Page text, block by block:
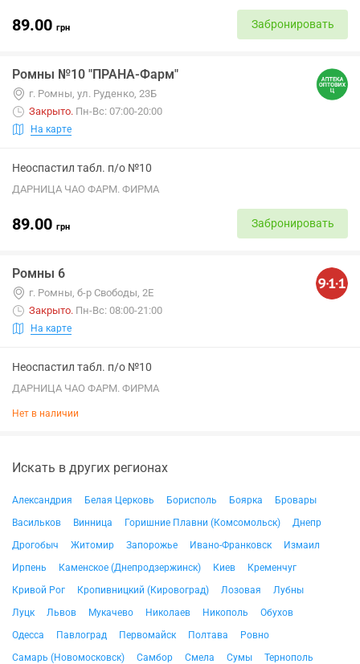
89.00 грн Забронировать
Ромны №10 "ПРАНА-Фарм"
г. Ромны, ул. Руденко, 23Б
Закрыто. Пн-Вс: 07:00-20:00
На карте
Неоспастил табл. п/о №10
ДАРНИЦА ЧАО ФАРМ. ФИРМА
89.00 грн Забронировать
Ромны 6
г. Ромны, б-р Свободы, 2Е
Закрыто. Пн-Вс: 08:00-21:00
На карте
Неоспастил табл. п/о №10
ДАРНИЦА ЧАО ФАРМ. ФИРМА
Нет в наличии
Искать в других регионах
Александрия Белая Церковь Борисполь Боярка
Бровары
Васильков
Винница Горишние Плавни (Комсомольск)
Днепр
Дрогобыч
Житомир Запорожье Ивано-Франковск
Измаил
Ирпень
Каменское (Днепродзержинск) Киев
Кременчуг
Кривой Рог
Кропивницкий (Кировоград) Лозовая
Лубны
Луцк
Львов Мукачево Николаев Никополь
Обухов
Одесса
Павлоград Первомайск Полтава
Ровно
Самарь (Новомосковск)
Самбор Смела Сумы
Тернополь